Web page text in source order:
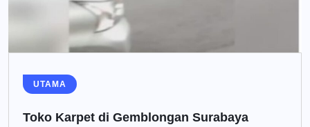
UTAMA
Toko Karpet di Gemblongan Surabaya